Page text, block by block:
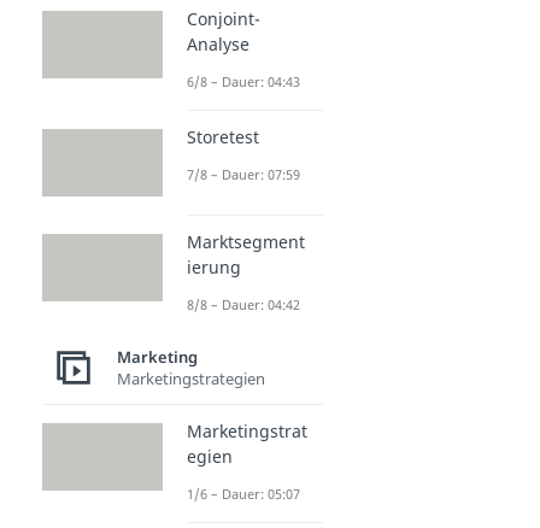
Conjoint-
Analyse
6/8 – Dauer: 04:43
Storetest
7/8 – Dauer: 07:59
Marktsegment
ierung
8/8 – Dauer: 04:42
Marketing
Marketingstrategien
Marketingstrat
egien
1/6 – Dauer: 05:07